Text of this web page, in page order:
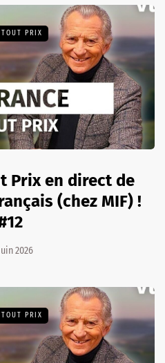
PRIX
Prix en direct de
(chez MIF) !
2026
PRIX